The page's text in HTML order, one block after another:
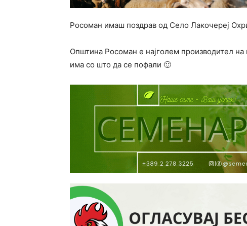
Росоман имаш поздрав од Село Лакочереј
Општина Росоман е најголем производител
има со што да се пофали 🙂